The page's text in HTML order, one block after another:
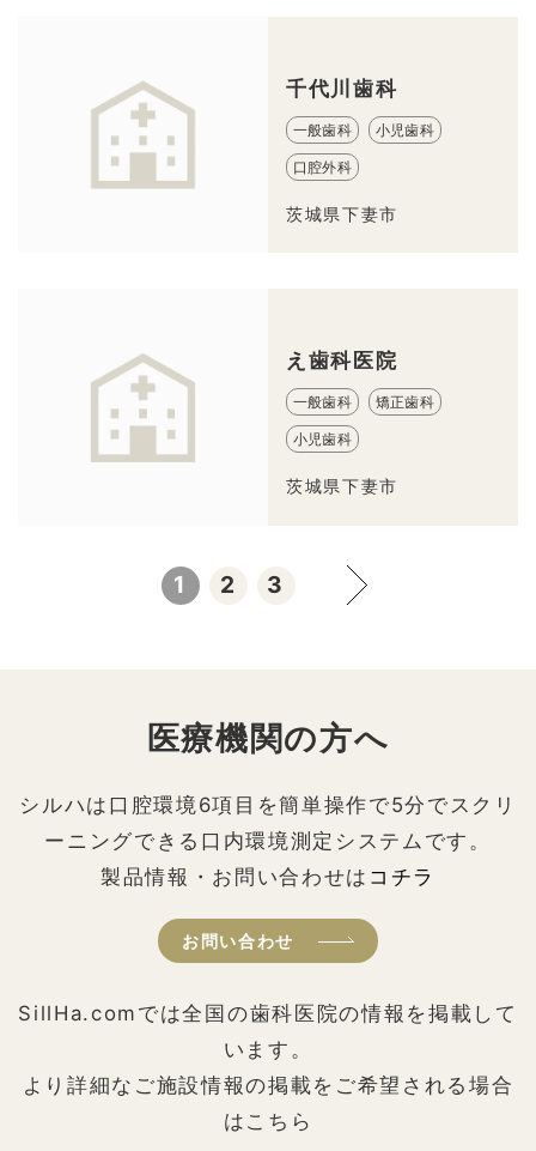
千代川歯科
一般歯科 小児歯科
口腔外科
茨城県下妻市
え歯科医院
一般歯科 矯正歯科
小児歯科
茨城県下妻市
1 2 3
医療機関の方へ
シルハは口腔環境6項目を簡単操作で5分でスクリ
ーニングできる口内環境測定システムです。
製品情報・お問い合わせは コチラ
お問い合わせ
SillHa.comでは全国の歯科医院の情報を掲載して
います。
より詳細なご施設情報の掲載をご希望される場合
はこちら